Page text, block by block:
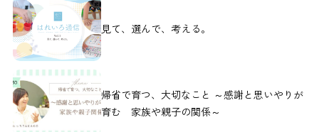
見て、選んで、考える。
帰省で育つ、大切なこと ～感謝と思いやりが
育む 家族や親子の関係～